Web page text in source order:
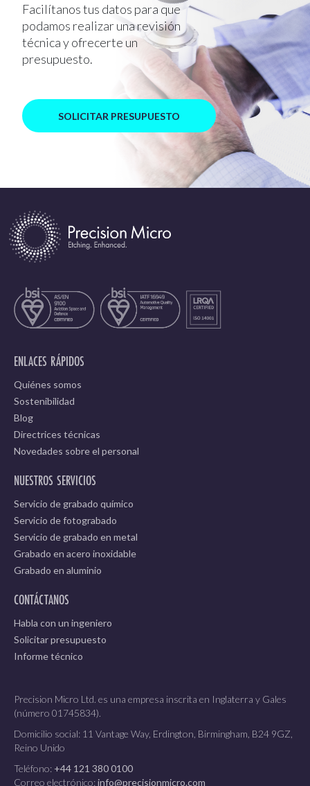
Facilítanos tus datos para que
podamos realizar una revisión
técnica y ofrecerte un
presupuesto.
SOLICITAR PRESUPUESTO
ENLACES RÁPIDOS
Quiénes somos
Sostenibilidad
Blog
Directrices técnicas
Novedades sobre el personal
NUESTROS SERVICIOS
Servicio de grabado químico
Servicio de fotograbado
Servicio de grabado en metal
Grabado en acero inoxidable
Grabado en aluminio
CONTÁCTANOS
Habla con un ingeniero
Solicitar presupuesto
Informe técnico
Precision Micro Ltd. es una empresa inscrita en Inglaterra y Gales
(número 01745834).
Domicilio social: 11 Vantage Way, Erdington, Birmingham, B24 9GZ,
Reino Unido
Teléfono: +44 121 380 0100
Correo electrónico:info@precisionmicro.com